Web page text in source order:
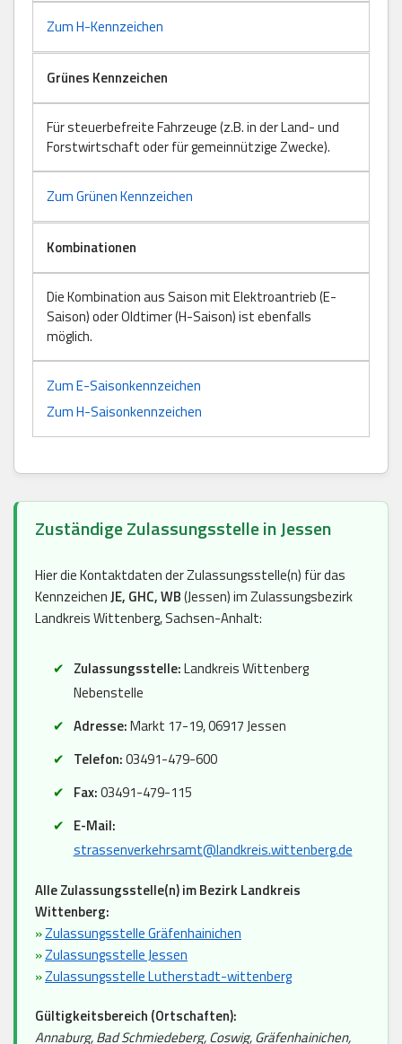
Zum H-Kennzeichen
Grünes Kennzeichen
Für steuerbefreite Fahrzeuge (z.B. in der Land- und
Forstwirtschaft oder für gemeinnützige Zwecke).
Zum Grünen Kennzeichen
Kombinationen
Die Kombination aus Saison mit Elektroantrieb (E-
Saison) oder Oldtimer (H-Saison) ist ebenfalls
möglich.
Zum E-Saisonkennzeichen
Zum H-Saisonkennzeichen
Zuständige Zulassungsstelle in Jessen
Hier die Kontaktdaten der Zulassungsstelle(n) für das
KennzeichenJE, GHC, WB(Jessen) im Zulassungsbezirk
Landkreis Wittenberg, Sachsen-Anhalt:
Zulassungsstelle:Landkreis Wittenberg
Nebenstelle
Adresse:Markt 17-19, 06917 Jessen
Telefon:03491-479-600
Fax:03491-479-115
E-Mail:
strassenverkehrsamt@landkreis.wittenberg.de
Alle Zulassungsstelle(n) im Bezirk Landkreis
Wittenberg:
»Zulassungsstelle Gräfenhainichen
»Zulassungsstelle Jessen
»Zulassungsstelle Lutherstadt-wittenberg
Gültigkeitsbereich (Ortschaften):
Annaburg, Bad Schmiedeberg, Coswig, Gräfenhainichen,